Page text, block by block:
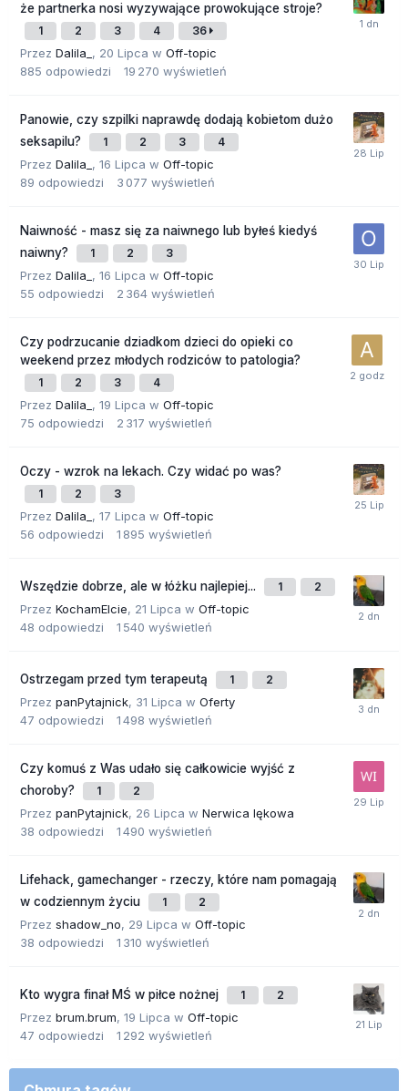
że partnerka nosi wyzywające prowokujące stroje?
1 2 3 4 36
Przez Dalila_ , 20 Lipca w Off-topic
885 odpowiedzi 19 270 wyświetleń
Panowie, czy szpilki naprawdę dodają kobietom dużo
seksapilu?
1 2 3 4
Przez Dalila_ , 16 Lipca w Off-topic
89 odpowiedzi 3 077 wyświetleń
Naiwność - masz się za naiwnego lub byłeś kiedyś
naiwny?
1 2 3
Przez Dalila_ , 16 Lipca w Off-topic
55 odpowiedzi 2 364 wyświetleń
Czy podrzucanie dziadkom dzieci do opieki co
weekend przez młodych rodziców to patologia?
1 2 3 4
Przez Dalila_ , 19 Lipca w Off-topic
75 odpowiedzi 2 317 wyświetleń
Oczy - wzrok na lekach. Czy widać po was?
1 2 3
Przez Dalila_ , 17 Lipca w Off-topic
56 odpowiedzi 1 895 wyświetleń
Wszędzie dobrze, ale w łóżku najlepiej... 1 2
Przez KochamElcie, 21 Lipca w Off-topic
48 odpowiedzi 1 540 wyświetleń
Ostrzegam przed tym terapeutą 1 2
Przez panPytajnick, 31 Lipca w Oferty
47 odpowiedzi 1 498 wyświetleń
Czy komuś z Was udało się całkowicie wyjść z
choroby?
1 2
Przez panPytajnick, 26 Lipca w Nerwica lękowa
38 odpowiedzi 1 490 wyświetleń
Lifehack, gamechanger - rzeczy, które nam pomagają
w codziennym życiu
1 2
Przez shadow_no, 29 Lipca w Off-topic
38 odpowiedzi 1 310 wyświetleń
Kto wygra finał MŚ w piłce nożnej 1 2
Przez brum.brum, 19 Lipca w Off-topic
47 odpowiedzi 1 292 wyświetleń